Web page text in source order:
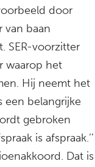
door
van baan
SER-voorzitter
waarop het
Hij neemt het
een belangrijke
gebroken
is afspraak.’’
Dat is